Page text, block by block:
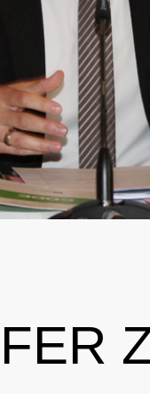
und
und Partner
AN